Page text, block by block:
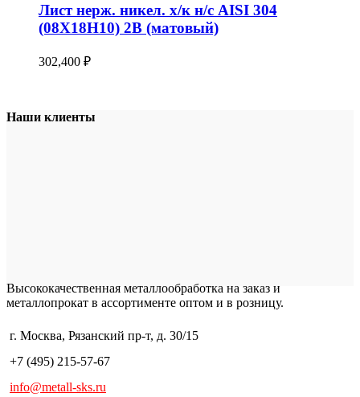
Лист нерж. никел. х/к н/с AISI 304
(08Х18Н10) 2B (матовый)
302,400 ₽
Наши клиенты
Высококачественная металлообработка на заказ и
металлопрокат в ассортименте оптом и в розницу.
г. Москва, Рязанский пр-т, д. 30/15
+7 (495) 215-57-67
info@metall-sks.ru